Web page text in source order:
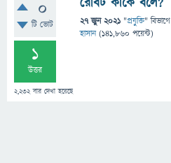
0
টি ভোট
1
উত্তর
2,232বার দেখা হয়েছে
27 জুন 2021 "প্রযুক্তি" বিভাগে
হাসান (141,860 পয়েন্ট)